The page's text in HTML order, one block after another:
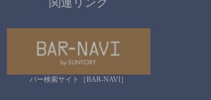
バー検索サイト［BAR-NAVI］